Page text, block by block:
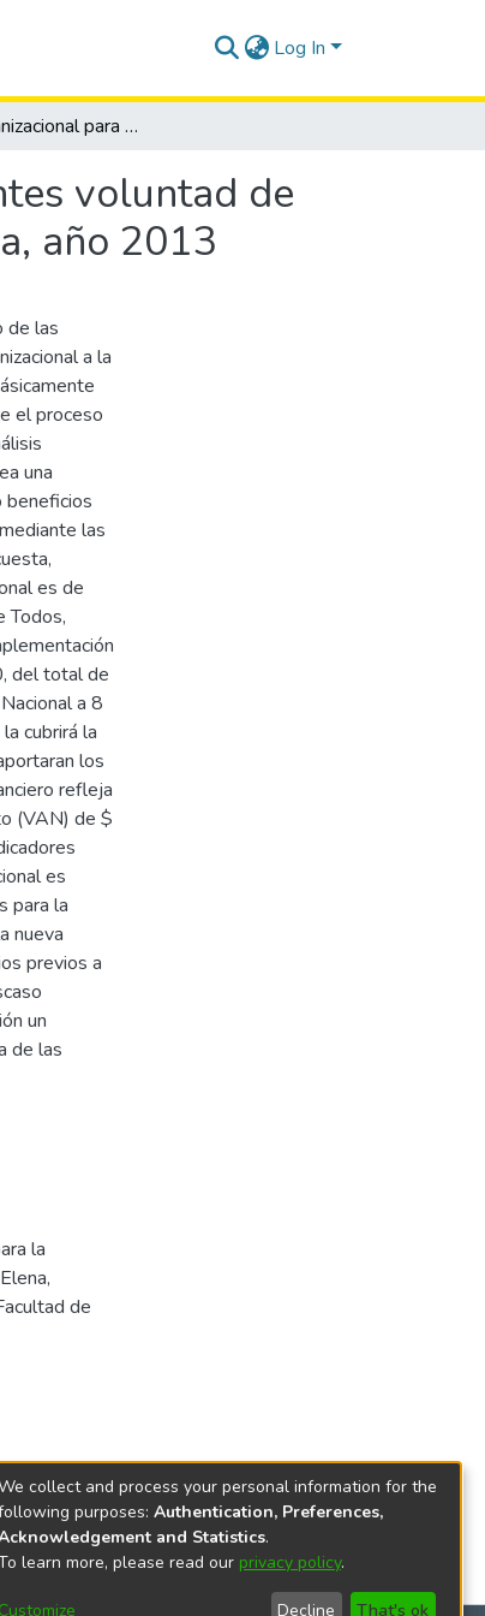
Log In
Diseño organizacional para la asociación de comerciantes voluntad de todos del cantón Santa Elena, provincia de Santa Elena, año 2013
voluntad de
año 2013
de las
a la
el proceso
una
beneficios
las
es de
Todos,
del total de
a 8
cubrirá la
los
refleja
(VAN) de $
es
para la
nueva
previos a
un
de las
la
de
collect and process your personal information for the
purposes: Authentication, Preferences,
and Statistics.
learn more, please read our privacy policy.
Customize Decline That's ok